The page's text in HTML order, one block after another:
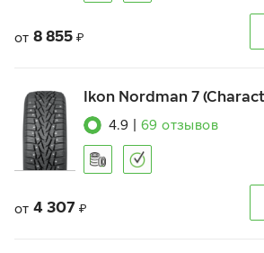
от 8 855 ₽
Ikon Nordman 7
4.9 69 отзывов
от 4 307 ₽